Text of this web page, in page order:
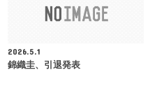
2026.5.1
錦織圭、引退発表